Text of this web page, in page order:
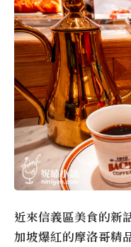
近來信義區美食的新
加坡爆紅的摩洛哥精